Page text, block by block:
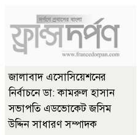
জালাবাদ এসোসিয়েশনের
নির্বাচনে ডা: কামরুল হাসান
সভাপতি এডভোকেট জসিম
উদ্দিন সাধারণ সম্পাদক